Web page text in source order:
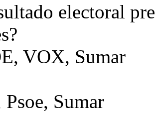
electoral
VOX, Sumar
Psoe, Sumar